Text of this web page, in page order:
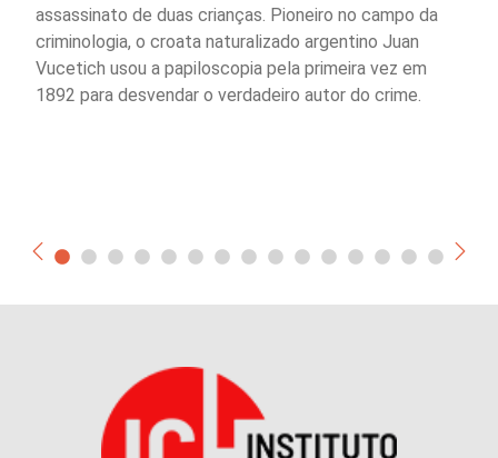
assassinato de duas crianças. Pioneiro no campo da
criminologia, o croata naturalizado argentino Juan
Vucetich usou a papiloscopia pela primeira vez em
1892 para desvendar o verdadeiro autor do crime.